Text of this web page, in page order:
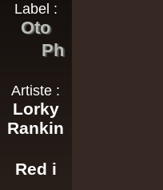
Label :
Oto
Ph
Artiste :
Lorky
Rankin
Red i